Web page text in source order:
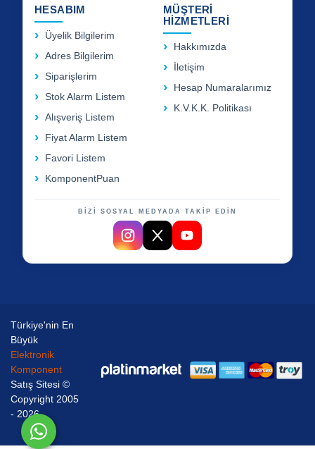
HESABIM
Üyelik Bilgilerim
Adres Bilgilerim
Siparişlerim
Stok Alarm Listem
Alışveriş Listem
Fiyat Alarm Listem
Favori Listem
KomponentPuan
MÜŞTERİ
HİZMETLERİ
Hakkımızda
İletişim
Hesap Numaralarımız
K.V.K.K. Politikası
BİZİ SOSYAL MEDYADA TAKİP EDİN
Türkiye'nin En
Büyük
Elektronik
Komponent
Satış Sitesi ©
Copyright 2005
- 2026